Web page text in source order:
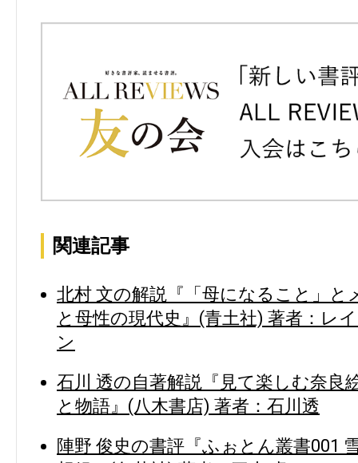
関連記事
北村 文の解説『「母になること」と
と母性の現代史』(青土社) 著者：レ
ン
石川 透の自著解説『見て楽しむ奈良
と物語』(八木書店) 著者：石川透
陣野 俊史の書評『ふぉとん叢書001